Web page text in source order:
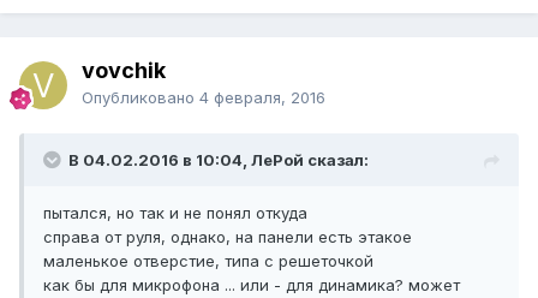
vovchik
Опубликовано 4 февраля, 2016
В 04.02.2016 в 10:04, ЛеРой сказал:
пытался, но так и не понял откуда
справа от руля, однако, на панели есть этакое
маленькое отверстие, типа с решеточкой
как бы для микрофона ... или - для динамика? может